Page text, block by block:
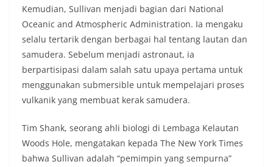
Kemudian, Sullivan menjadi bagian dari National
Oceanic and Atmospheric Administration. Ia mengaku
selalu tertarik dengan berbagai hal tentang lautan dan
samudera. Sebelum menjadi astronaut, ia
berpartisipasi dalam salah satu upaya pertama untuk
menggunakan submersible untuk mempelajari proses
vulkanik yang membuat kerak samudera.
Tim Shank, seorang ahli biologi di Lembaga Kelautan
Woods Hole, mengatakan kepada The New York Times
bahwa Sullivan adalah “pemimpin yang sempurna”